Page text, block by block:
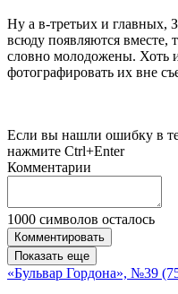
Ну а в-третьих и главных,
всюду появляются вместе,
словно молодожены. Хоть
фотографировать их вне
Если вы нашли ошибку в
нажмите Ctrl+Enter
Комментарии
1000 символов осталось
Комментировать
Показать еще
«Бульвар Гордона», №39